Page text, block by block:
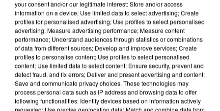
your consent and/or our legitimate interest: Store and/or access
information on a device; Use limited data to select advertising; Create
profiles for personalised advertising; Use profiles to select personalised
advertising; Measure advertising performance; Measure content
performance; Understand audiences through statistics or combinations
of data from different sources; Develop and improve services; Create
profiles to personalise content; Use profiles to select personalised
content; Use limited data to select content; Ensure security, prevent and
detect fraud, and fix errors; Deliver and present advertising and content;
Save and communicate privacy choices. These technologies may
process personal data such as IP address and browsing data to offer
following functionalities: Identify devices based on information actively
requested; Use precise geolocation data; Match and combine data from